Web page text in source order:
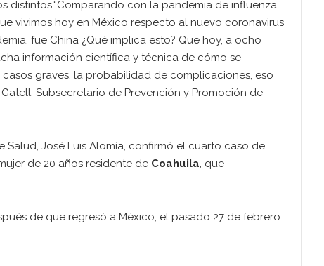
distintos.“Comparando con la pandemia de influenza
vivimos hoy en México respecto al nuevo coronavirus
fue China ¿Qué implica esto? Que hoy, a ocho
información científica y técnica de cómo se
graves, la probabilidad de complicaciones, eso
Subsecretario de Prevención y Promoción de
José Luis Alomía, confirmó el cuarto caso de
de 20 años residente de Coahuila, que
de que regresó a México, el pasado 27 de febrero.